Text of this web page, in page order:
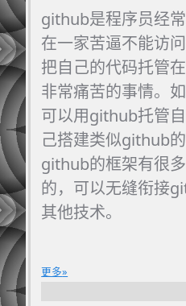
github是程序员经
在一家苦逼不能访
把自己的代码托管
非常痛苦的事情。
可以用github托管
己搭建类似github
github的框架有很
的，可以无缝衔接
其他技术。
更多